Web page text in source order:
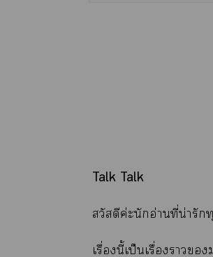
Talk ​Talk​
สวัสดีค่ะนักอ่านที่น่ารัก
เรื่องนี้เป็นเรื่องา